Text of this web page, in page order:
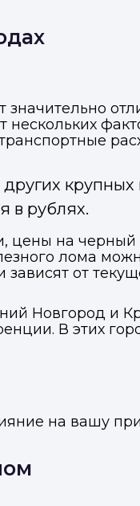
в рублях.
цены на
лома
от
Новгород и
В этих
на вашу